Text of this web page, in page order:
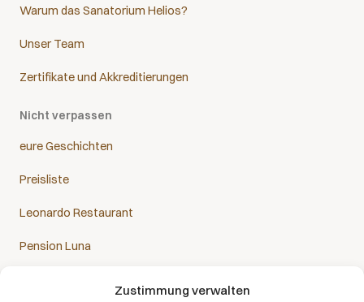
Zustimmung verwalten
Warum das Sanatorium Helios?
Unser Team
Zertifikate und Akkreditierungen
Nicht verpassen
eure Geschichten
Preisliste
Leonardo Restaurant
Pension Luna